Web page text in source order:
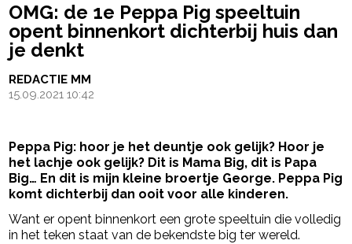
OMG: de 1e Peppa Pig speeltuin
opent binnenkort dichterbij huis dan
je denkt
REDACTIE MM
15.09.2021 10:42
Peppa Pig: hoor je het deuntje ook gelijk? Hoor je
het lachje ook gelijk? Dit is Mama Big, dit is Papa
Big… En dit is mijn kleine broertje George. Peppa Pig
komt dichterbij dan ooit voor alle kinderen.
Want er opent binnenkort een grote speeltuin die volledig
in het teken staat van de bekendste big ter wereld.